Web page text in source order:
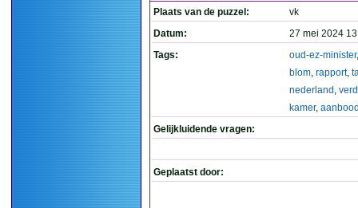
Plaats van de puzzel:
vk
Datum:
27 mei 2024
Tags:
oud-ez-minister
blom, rapport,
nederland ,
kamer,
Gelijkluidende vragen:
Geplaatst door: